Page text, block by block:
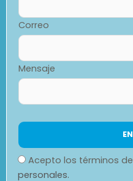
Correo
Mensaje
Acepto los términos de
personales.